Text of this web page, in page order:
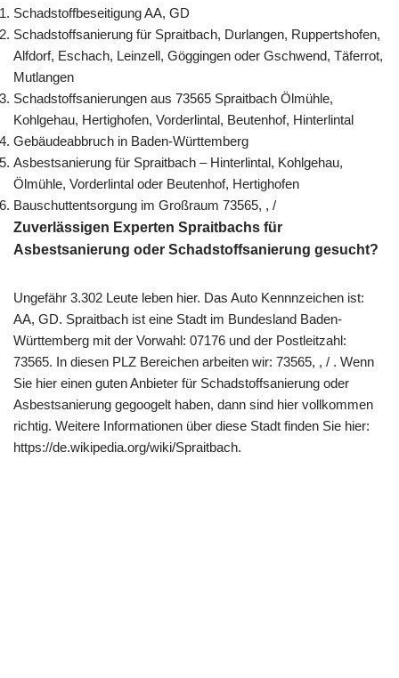
Schadstoffbeseitigung AA, GD
Schadstoffsanierung für Spraitbach, Durlangen, Ruppertshofen,
Alfdorf, Eschach, Leinzell, Göggingen oder Gschwend, Täferrot,
Mutlangen
Schadstoffsanierungen aus 73565 Spraitbach Ölmühle,
Kohlgehau, Hertighofen, Vorderlintal, Beutenhof, Hinterlintal
Gebäudeabbruch in Baden-Württemberg
Asbestsanierung für Spraitbach – Hinterlintal, Kohlgehau,
Ölmühle, Vorderlintal oder Beutenhof, Hertighofen
Bauschuttentsorgung im Großraum 73565, , /
Zuverlässigen Experten Spraitbachs für
Asbestsanierung oder Schadstoffsanierung gesucht?
Ungefähr 3.302 Leute leben hier. Das Auto Kennnzeichen ist:
AA, GD. Spraitbach ist eine Stadt im Bundesland Baden-
Württemberg mit der Vorwahl: 07176 und der Postleitzahl:
73565. In diesen PLZ Bereichen arbeiten wir: 73565, , / . Wenn
Sie hier einen guten Anbieter für Schadstoffsanierung oder
Asbestsanierung gegoogelt haben, dann sind hier vollkommen
richtig. Weitere Informationen über diese Stadt finden Sie hier:
https://de.wikipedia.org/wiki/Spraitbach.